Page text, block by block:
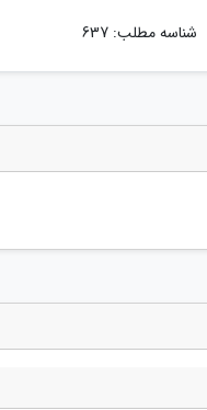
شناسه مطلب: 637